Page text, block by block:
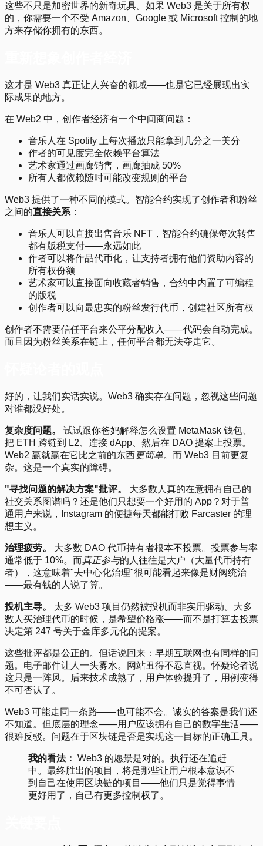
这些不只是加密世界的新奇玩具。如果 Web3 是关于所有权
的，你需要一个不受 Amazon、Google 或 Microsoft 控制的地
方来存储你拥有的东西。
这才是 Web3 真正让人兴奋的领域——也是它已经展现出实
际成果的地方。
在 Web2 中，创作者经济有一个中间商问题：
音乐人在 Spotify 上每次播放只能拿到几分之一美分
作者的可见度完全依赖平台算法
艺术家通过画廊销售，画廊抽成 50%
所有人都依赖随时可能改变规则的平台
Web3 提供了一种不同的模式。智能合约实现了创作者和粉丝
之间的直接关系 ：
音乐人可以直接出售音乐 NFT，智能合约确保每次转售
都有版税支付——永远如此
作者可以将作品代币化，让支持者拥有他们资助内容的
所有权份额
艺术家可以直接面向收藏者销售，合约中内置了可编程
的版税
创作者可以向最忠实的粉丝发行代币，创建社区所有权
创作者不需要信任平台来公平分配收入——代码会自动完成。
而且因为粉丝关系在链上，任何平台都无法夺走它。
好的，让我们实话实说。Web3 确实存在问题，忽视这些问题
对谁都没好处。
复杂度问题。
试试跟你爸妈解释怎么设置 MetaMask 钱包、
把 ETH 跨链到 L2、连接 dApp、然后在 DAO 提案上投票。
Web2 赢就赢在它比之前的东西更简单。而 Web3 目前更复
杂。这是一个真实的障碍。
"寻找问题的解决方案"批评。
大多数人真的在意拥有自己的
社交关系图谱吗？还是他们只想要一个好用的 App？对于普
通用户来说，Instagram 的便捷每天都能打败 Farcaster 的理
想主义。
治理疲劳。
大多数 DAO 代币持有者根本不投票。投票参与率
通常低于 10%。而真正参与的人往往是大户（大量代币持有
者），这意味着"去中心化治理"很可能看起来像是财阀统治
——最有钱的人说了算。
投机主导。
太多 Web3 项目仍然被投机而非实用驱动。大多
数人买治理代币的时候，是希望价格涨——而不是打算去投票
决定第 247 号关于金库多元化的提案。
这些批评都是公正的。但话说回来：早期互联网也有同样的问
题。电子邮件让人一头雾水。网站丑得不忍直视。怀疑论者说
这只是一阵风。后来技术成熟了，用户体验提升了，用例变得
不可否认了。
Web3 可能走同一条路——也可能不会。诚实的答案是我们还
不知道。但底层的理念——用户应该拥有自己的数字生活——
很难反驳。问题在于区块链是否是实现这一目标的正确工具。
我的看法： Web3 的愿景是对的。执行还在追赶
中。最终胜出的项目，将是那些让用户根本意识不
到自己在使用区块链的项目——他们只是觉得事情
更好用了，自己有更多控制权了。